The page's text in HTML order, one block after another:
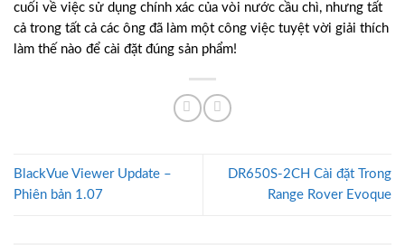
cuối về việc sử dụng chính xác của vòi nước cầu chì, nhưng tất
cả trong tất cả các ông đã làm một công việc tuyệt vời giải thích
làm thế nào để cài đặt đúng sản phẩm!
BlackVue Viewer Update –
Phiên bản 1.07
DR650S-2CH Cài đặt Trong
Range Rover Evoque